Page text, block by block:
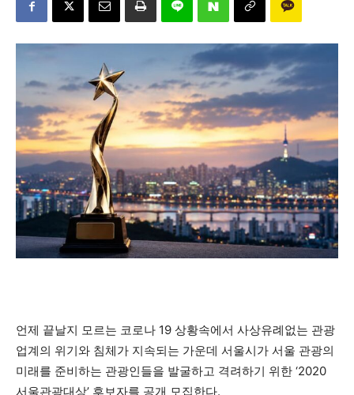
언제 끝날지 모르는 코로나 19 상황속에서 사상유례없는 관광
업계의 위기와 침체가 지속되는 가운데 서울시가 서울 관광의
미래를 준비하는 관광인들을 발굴하고 격려하기 위한 ‘2020
서울관광대상’ 후보자를 공개 모집한다.